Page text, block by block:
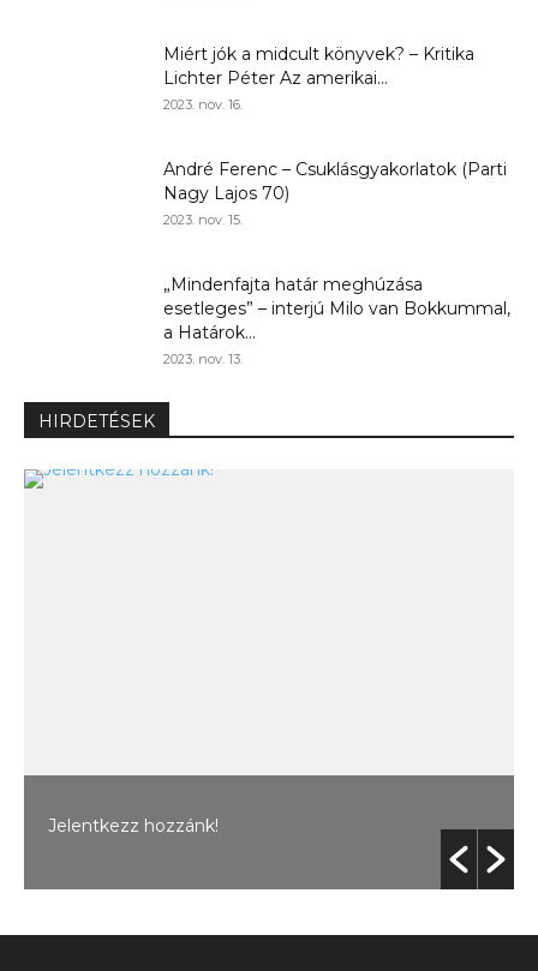
Miért jók a midcult könyvek? – Kritika
Lichter Péter Az amerikai...
2023. nov. 16.
André Ferenc – Csuklásgyakorlatok (Parti
Nagy Lajos 70)
2023. nov. 15.
„Mindenfajta határ meghúzása
esetleges” – interjú Milo van Bokkummal,
a Határok...
2023. nov. 13.
HIRDETÉSEK
Jelentkezz hozzánk!